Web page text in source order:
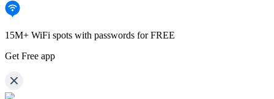
15M+ WiFi spots with passwords for FREE
Get Free app